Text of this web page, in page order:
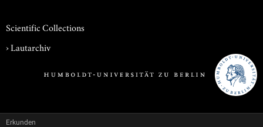
Scientific Collections
›Lautarchiv
Erkunden